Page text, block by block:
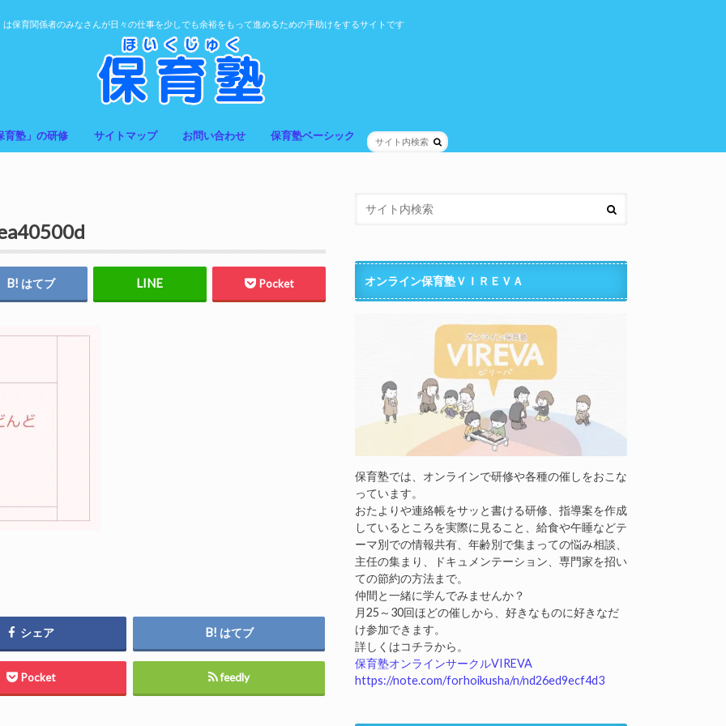
は保育関係者のみなさんが日々の仕事を少しでも余裕をもって進めるための手助けをするサイトです
育塾」の研修 サイトマップ お問い合わせ 保育塾ベーシック
はてブ Pocket
シェア はてブ
Pocket feedly
オンライン保育塾ＶＩＲＥＶＡ
保育塾では、オンラインで研修や各種の催しをおこな
っています。
おたよりや連絡帳をサッと書ける研修、指導案を作成
しているところを実際に見ること、給食や午睡などテ
ーマ別での情報共有、年齢別で集まっての悩み相談、
主任の集まり、ドキュメンテーション、専門家を招い
ての節約の方法まで。
仲間と一緒に学んでみませんか？
月25～30回ほどの催しから、好きなものに好きなだ
け参加できます。
詳しくはコチラから。
保育塾オンラインサークルVIREVA
https://note.com/forhoikusha/n/nd26ed9ecf4d3